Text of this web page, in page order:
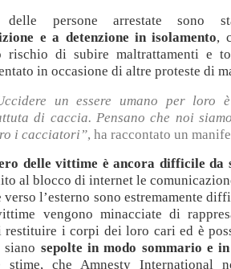
persone arrestate sono
e a detenzione in isolamento,
rischio di subire maltrattamenti e
in occasione di altre proteste di
un essere umano per loro
di caccia. Pensano che noi
i cacciatori”, ha raccontato un
delle vittime è ancora difficile da
al blocco di internet le
verso l’esterno sono estremamente
vengono minacciate di
restituire i corpi dei loro cari ed è
sepolte in modo sommario e
stime, che Amnesty International